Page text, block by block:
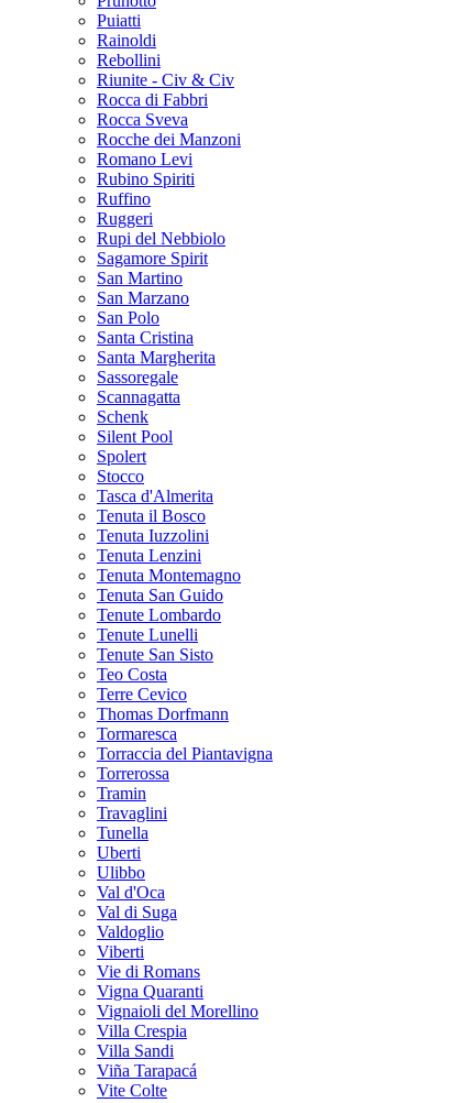
Puiatti
Rainoldi
Rebollini
Riunite - Civ & Civ
Rocca di Fabbri
Rocca Sveva
Rocche dei Manzoni
Romano Levi
Rubino Spiriti
Ruffino
Ruggeri
Rupi del Nebbiolo
Sagamore Spirit
San Martino
San Marzano
San Polo
Santa Cristina
Santa Margherita
Sassoregale
Scannagatta
Schenk
Silent Pool
Spolert
Stocco
Tasca d'Almerita
Tenuta il Bosco
Tenuta Iuzzolini
Tenuta Lenzini
Tenuta Montemagno
Tenuta San Guido
Tenute Lombardo
Tenute Lunelli
Tenute San Sisto
Teo Costa
Terre Cevico
Thomas Dorfmann
Tormaresca
Torraccia del Piantavigna
Torrerossa
Tramin
Travaglini
Tunella
Uberti
Ulibbo
Val d'Oca
Val di Suga
Valdoglio
Viberti
Vie di Romans
Vigna Quaranti
Vignaioli del Morellino
Villa Crespia
Villa Sandi
Viña Tarapacá
Vite Colte